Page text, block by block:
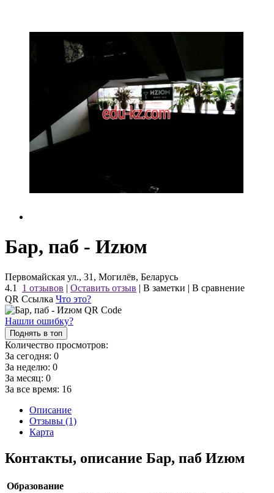
Бар, паб - Иzюм
Первомайская ул., 31, Могилёв, Беларусь
4.1
1 отзывов | Оставить отзыв | В заметки | В сравнение
QR Ссылка Что это?
Нашли ошибку?
Поднять в топ
Количество просмотров:
За сегодня: 0
За неделю: 0
За месяц: 0
За все время: 16
Описание
Отзывы (1)
Карта
Контакты, описание Бар, паб Иzюм
Образование